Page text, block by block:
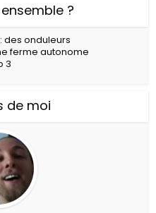
?
: des onduleurs
ferme autonome
3
de moi